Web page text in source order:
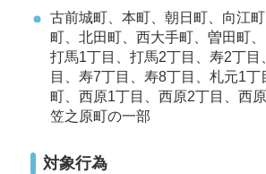
古前城町、本町、朝日町、向江
町、北田町、西大手町、曽田町、
打馬1丁目、打馬2丁目、寿2丁目
目、寿7丁目、寿8丁目、札元1丁
町、西原1丁目、西原2丁目、西
笠之原町の一部
対象行為